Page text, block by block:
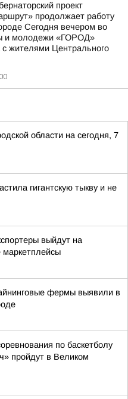
проект
продолжает работу
Сегодня вечером во
и молодежи «ГОРОД»
жителями Центрального
области на сегодня, 7
гигантскую тыкву и не
выйдут на
фермы выявили в
по баскетболу
пройдут в Великом